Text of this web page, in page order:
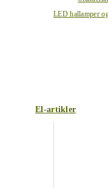
LED hallamper
El-artikler